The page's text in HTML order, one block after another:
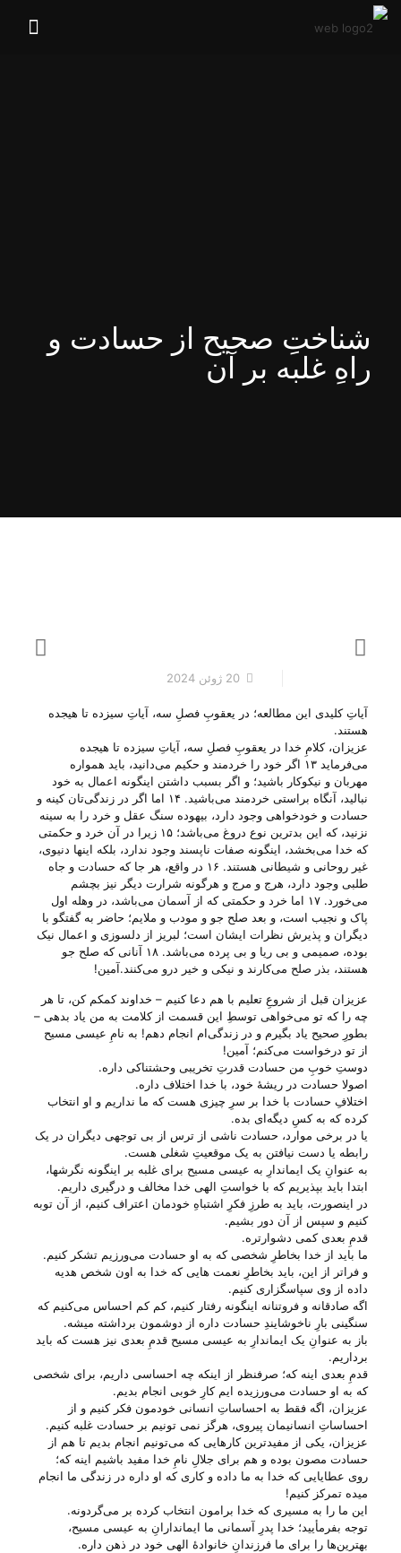
شناختِ صحیح از حسادت و
راهِ غلبه بر آن
20 ژوئن 2024
آیاتِ کلیدی این مطالعه؛ در یعقوبِ فصلِ سه، آیاتِ سیزده تا هیجده
هستند.
عزیزان، کلامِ خدا در یعقوبِ فصلِ سه، آیاتِ سیزده تا هیجده
می‌‌فرماید ۱۳ اگر خود را خردمند و حکیم می‌دانید، باید همواره
مهربان و نیکوکار باشید؛ و اگر بسبب داشتن اینگونه اعمال به خود
نبالید، آنگاه براستی خردمند می‌باشید. ۱۴ اما اگر در زندگی‌تان کینه و
حسادت و خودخواهی وجود دارد، بیهوده سنگ عقل و خرد را به سینه
نزنید، که این بدترین نوع دروغ می‌باشد؛ ۱۵ زیرا در آن خرد و حکمتی
که خدا می‌بخشد، اینگونه صفات ناپسند وجود ندارد، بلکه اینها دنیوی،
غیر روحانی و شیطانی هستند. ۱۶ در واقع، هر جا که حسادت و جاه
طلبی وجود دارد، هرج و مرج و هرگونه شرارت دیگر نیز بچشم
می‌خورد. ۱۷ اما خرد و حکمتی که از آسمان می‌باشد، در وهله اول
پاک و نجیب است، و بعد صلح جو و مودب و ملایم؛ حاضر به گفتگو با
دیگران و پذیرش نظرات ایشان است؛ لبریز از دلسوزی و اعمال نیک
بوده، صمیمی و بی ریا و بی پرده می‌باشد. ۱۸ آنانی که صلح جو
هستند، بذر صلح می‌کارند و نیکی و خیر درو می‌کنند.آمین!
عزیزان قبل از شروعِ تعلیم با هم دعا کنیم – خداوند کمکم کن، تا هر
چه را که تو می‌‌خواهی توسطِ این قسمت از کلامت به من یاد بدهی –
بطورِ صحیح یاد بگیرم و در زندگی‌ام انجام دهم! به نامِ عیسی مسیح
از تو درخواست می‌‌کنم؛ آمین!
دوستِ خوبِ من حسادت قدرتِ تخریبی وحشتناکی داره.
اصولا حسادت در ریشهٔ خود، با خدا اختلاف داره.
اختلافِ حسادت با خدا بر سرِ چیزی هست که ما نداریم و او انتخاب
کرده که به کسِ دیگه‌ای بده.
یا در برخی موارد، حسادت ناشی از ترس از بی‌ توجهی دیگران در یک
رابطه یا دست نیافتن به یک موقعیتِ شغلی هست.
به عنوانِ یک ایماندارِ به عیسی مسیح برای غلبه بر اینگونه نگرشها،
ابتدا باید بپذیریم که با خواستِ الهی خدا مخالف و درگیری داریم.
در اینصورت، باید به طرزِ فکرِ اشتباهِ خودمان اعتراف کنیم، از آن توبه
کنیم و سپس از آن دور بشیم.
قدمِ بعدی کمی دشوارتره.
ما باید از خدا بخاطرِ شخصی که به او حسادت می‌‌ورزیم تشکر کنیم.
و فراتر از این، باید بخاطرِ نعمت هایی که خدا به اون شخص هدیه
داده از وی سپاسگزاری کنیم.
اگه صادقانه و فروتنانه اینگونه رفتار کنیم، کم کم احساس می‌‌کنیم که
سنگینی بارِ ناخوشایندِ حسادت داره از دوشمون برداشته میشه.
باز به عنوانِ یک ایماندارِ به عیسی مسیح قدمِ بعدی نیز هست که باید
برداریم.
قدمِ بعدی اینه که؛ صرفنظر از اینکه چه احساسی داریم، برای شخصی
که به او حسادت می‌‌ورزیده ایم کارِ خوبی انجام بدیم.
عزیزان، اگه فقط به احساساتِ انسانی خودمون فکر کنیم و از
احساساتِ انسانیمان پیروی، هرگز نمی تونیم بر حسادت غلبه کنیم.
عزیزان، یکی از مفیدترین کارهایی که می‌‌تونیم انجام بدیم تا هم از
حسادت مصون بوده و هم برای جلالِ نامِ خدا مفید باشیم اینه که؛
روی عطایایی که خدا به ما داده و کاری که او داره در زندگی ما انجام
میده تمرکز کنیم!
این ما را به مسیری که خدا برامون انتخاب کرده بر می‌‌گردونه.
توجه بفرمأیید؛ خدا پدرِ آسمانی ما ایماندارانِ به عیسی مسیح،
بهترین‌ها را برای ما فرزندانِ خانوادهٔ الهی خود در ذهن داره.